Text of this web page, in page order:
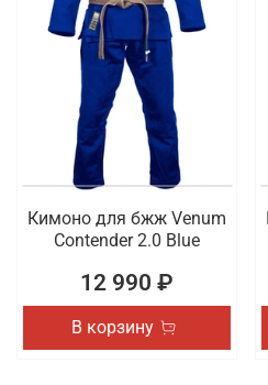
Кимоно для бжж Venum
Contender 2.0 Blue
12 990 ₽
В корзину